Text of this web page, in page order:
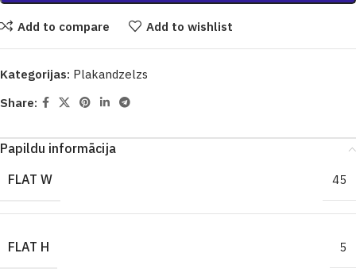
Add to compare Add to wishlist
Kategorijas: Plakandzelzs
Share:
Papildu informācija
FLAT W
45
FLAT H 5